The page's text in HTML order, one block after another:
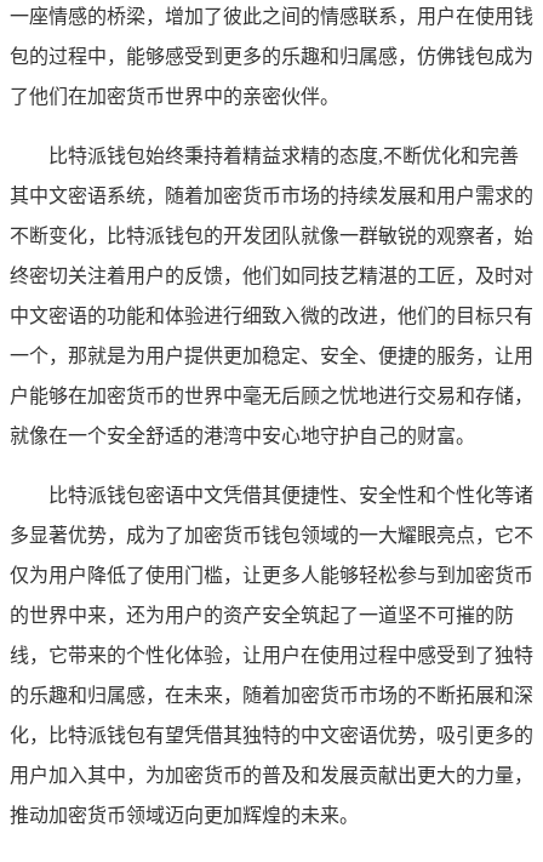
一座情感的桥梁，增加了彼此之间的情感联系，用户在使用钱
包的过程中，能够感受到更多的乐趣和归属感，仿佛钱包成为
了他们在加密货币世界中的亲密伙伴。
比特派钱包始终秉持着精益求精的态度,不断优化和完善
其中文密语系统，随着加密货币市场的持续发展和用户需求的
不断变化，比特派钱包的开发团队就像一群敏锐的观察者，始
终密切关注着用户的反馈，他们如同技艺精湛的工匠，及时对
中文密语的功能和体验进行细致入微的改进，他们的目标只有
一个，那就是为用户提供更加稳定、安全、便捷的服务，让用
户能够在加密货币的世界中毫无后顾之忧地进行交易和存储，
就像在一个安全舒适的港湾中安心地守护自己的财富。
比特派钱包密语中文凭借其便捷性、安全性和个性化等诸
多显著优势，成为了加密货币钱包领域的一大耀眼亮点，它不
仅为用户降低了使用门槛，让更多人能够轻松参与到加密货币
的世界中来，还为用户的资产安全筑起了一道坚不可摧的防
线，它带来的个性化体验，让用户在使用过程中感受到了独特
的乐趣和归属感，在未来，随着加密货币市场的不断拓展和深
化，比特派钱包有望凭借其独特的中文密语优势，吸引更多的
用户加入其中，为加密货币的普及和发展贡献出更大的力量，
推动加密货币领域迈向更加辉煌的未来。